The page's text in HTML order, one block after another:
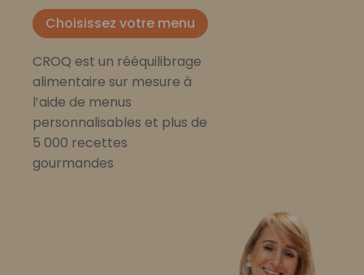
Choisissez votre menu
CROQ est un rééquilibrage
alimentaire sur mesure à
l’aide de menus
personnalisables et plus de
5 000 recettes
gourmandes